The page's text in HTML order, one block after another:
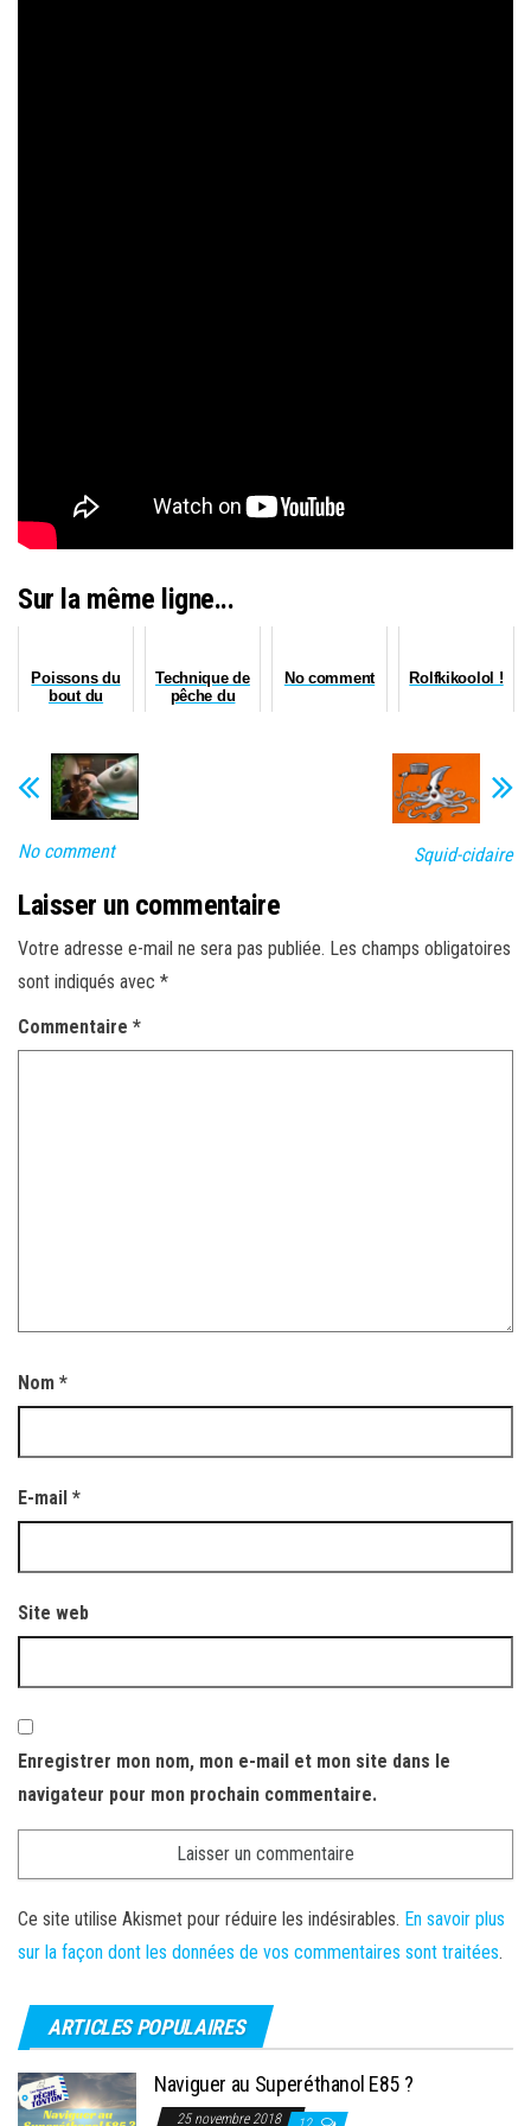
Sur la même ligne...
Poissons du
bout du
Technique de
pêche du
No comment Rolfkikoolol !
No comment Squid-cidaire
Laisser un commentaire
Votre adresse e-mail ne sera pas publiée. Les champs obligatoires
sont indiqués avec *
Commentaire *
Nom *
E-mail *
Site web
Enregistrer mon nom, mon e-mail et mon site dans le
navigateur pour mon prochain commentaire.
Ce site utilise Akismet pour réduire les indésirables. En savoir plus
sur la façon dont les données de vos commentaires sont traitées.
ARTICLES POPULAIRES
Naviguer au Superéthanol E85 ?
25 novembre 2018